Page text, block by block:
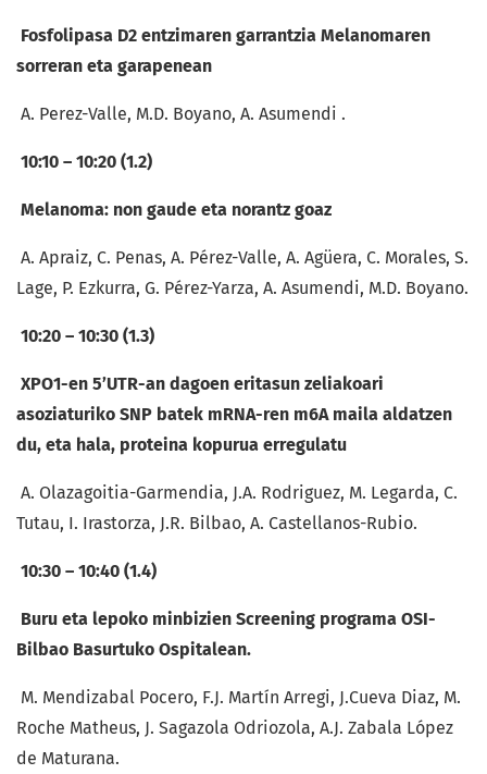
Fosfolipasa D2 entzimaren garrantzia Melanomaren
sorreran eta garapenean
A. Perez-Valle, M.D. Boyano, A. Asumendi .
10:10 – 10:20 (1.2)
Melanoma: non gaude eta norantz goaz
A. Apraiz, C. Penas, A. Pérez-Valle, A. Agüera, C. Morales, S.
Lage, P. Ezkurra, G. Pérez-Yarza, A. Asumendi, M.D. Boyano.
10:20 – 10:30 (1.3)
XPO1-en 5’UTR-an dagoen eritasun zeliakoari
asoziaturiko SNP batek mRNA-ren m6A maila aldatzen
du, eta hala, proteina kopurua erregulatu
A. Olazagoitia-Garmendia, J.A. Rodriguez, M. Legarda, C.
Tutau, I. Irastorza, J.R. Bilbao, A. Castellanos-Rubio.
10:30 – 10:40 (1.4)
Buru eta lepoko minbizien Screening programa OSI-
Bilbao Basurtuko Ospitalean.
M. Mendizabal Pocero, F.J. Martín Arregi, J.Cueva Diaz, M.
Roche Matheus, J. Sagazola Odriozola, A.J. Zabala López
de Maturana.